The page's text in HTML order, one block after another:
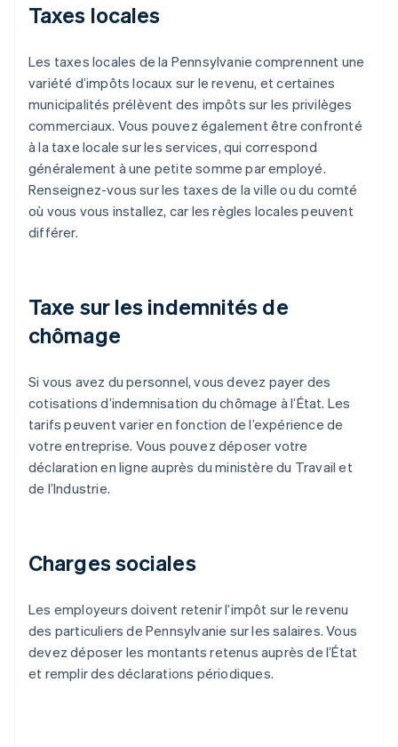
Taxes locales
Les taxes locales de la Pennsylvanie comprennent une
variété d’impôts locaux sur le revenu, et certaines
municipalités prélèvent des impôts sur les privilèges
commerciaux. Vous pouvez également être confronté
à la taxe locale sur les services, qui correspond
généralement à une petite somme par employé.
Renseignez-vous sur les taxes de la ville ou du comté
où vous vous installez, car les règles locales peuvent
différer.
Taxe sur les indemnités de
chômage
Si vous avez du personnel, vous devez payer des
cotisations d’indemnisation du chômage à l’État. Les
tarifs peuvent varier en fonction de l’expérience de
votre entreprise. Vous pouvez déposer votre
déclaration en ligne auprès du ministère du Travail et
de l’Industrie.
Charges sociales
Les employeurs doivent retenir l’impôt sur le revenu
des particuliers de Pennsylvanie sur les salaires. Vous
devez déposer les montants retenus auprès de l’État
et remplir des déclarations périodiques.